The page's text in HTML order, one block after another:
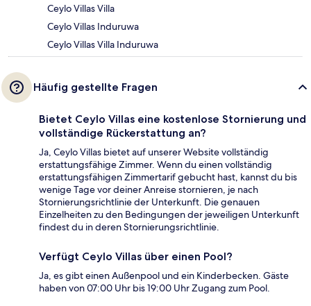
Ceylo Villas Villa
Ceylo Villas Induruwa
Ceylo Villas Villa Induruwa
Häufig gestellte Fragen
Bietet Ceylo Villas eine kostenlose Stornierung und
vollständige Rückerstattung an?
Ja, Ceylo Villas bietet auf unserer Website vollständig
erstattungsfähige Zimmer. Wenn du einen vollständig
erstattungsfähigen Zimmertarif gebucht hast, kannst du bis
wenige Tage vor deiner Anreise stornieren, je nach
Stornierungsrichtlinie der Unterkunft. Die genauen
Einzelheiten zu den Bedingungen der jeweiligen Unterkunft
findest du in deren Stornierungsrichtlinie.
Verfügt Ceylo Villas über einen Pool?
Ja, es gibt einen Außenpool und ein Kinderbecken. Gäste
haben von 07:00 Uhr bis 19:00 Uhr Zugang zum Pool.